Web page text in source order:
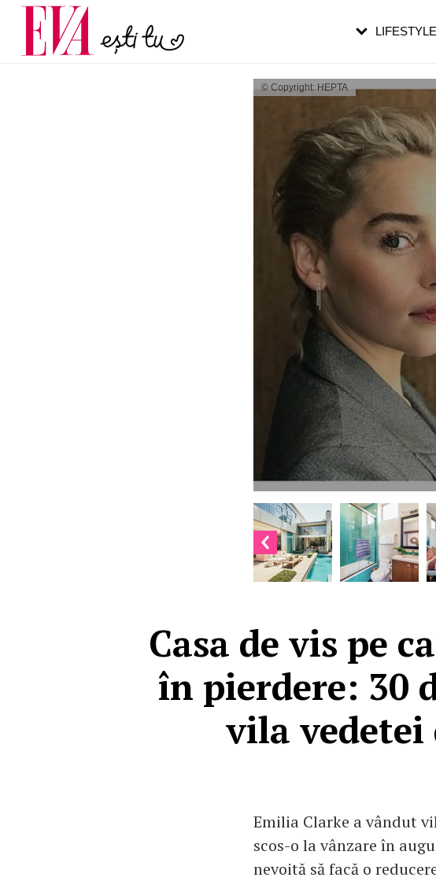
© Copyright: HEPTA
Casa de vis pe
în pierdere: 30
vila vedetei
Emilia Clarke a vândut
scos-o la vânzare în
nevoită să facă o
LIFESTYLE
Carieră
Actualitate